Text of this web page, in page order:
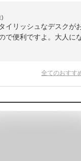
)
イリッシュなデスクが
で便利ですよ。大人に
全てのおすす